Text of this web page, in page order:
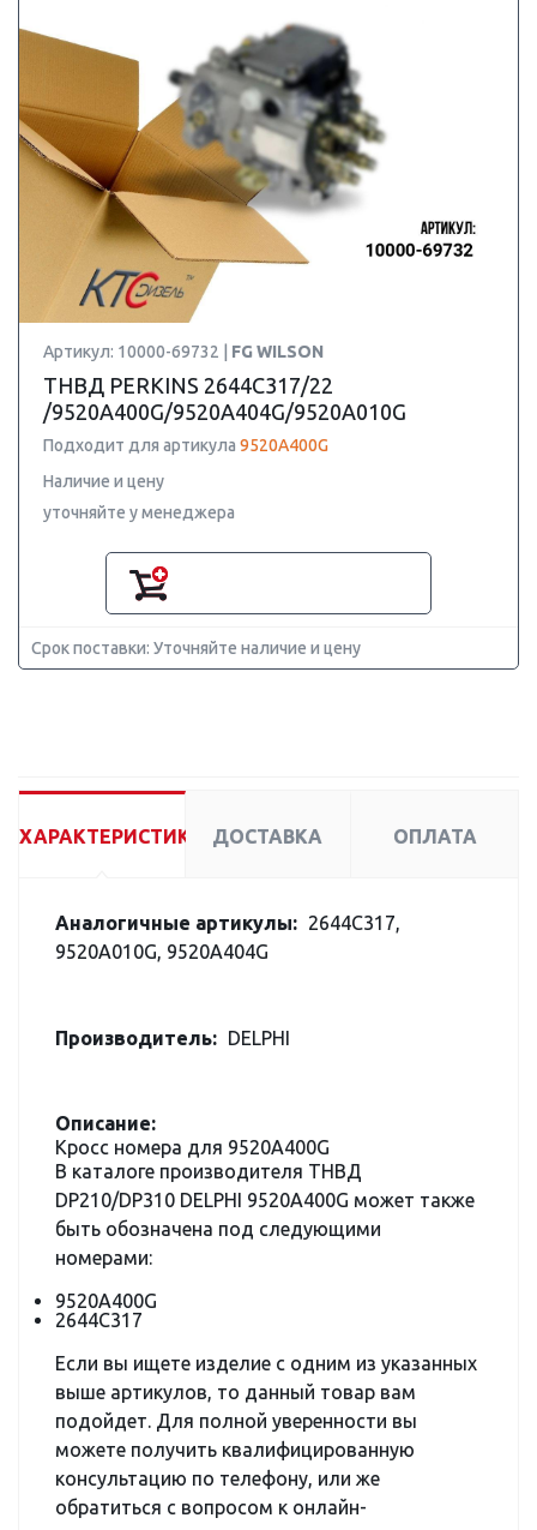
Артикул: 10000-69732 | FG WILSON
ТНВД PERKINS 2644C317/22
/9520A400G/9520A404G/9520A010G
Подходит для артикула 9520A400G
Наличие и цену
уточняйте у менеджера
Срок поставки: Уточняйте наличие и цену
ХАРАКТЕРИСТИКИ ДОСТАВКА ОПЛАТА
Аналогичные артикулы: 2644C317,
9520A010G, 9520A404G
Производитель: DELPHI
Описание:
Кросс номера для 9520A400G
В каталоге производителя ТНВД
DP210/DP310 DELPHI 9520A400G может также
быть обозначена под следующими
номерами:
9520A400G
2644C317
Если вы ищете изделие с одним из указанных
выше артикулов, то данный товар вам
подойдет. Для полной уверенности вы
можете получить квалифицированную
консультацию по телефону, или же
обратиться с вопросом к онлайн-